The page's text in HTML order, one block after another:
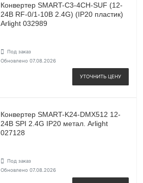
Конвертер SMART-C3-4CH-SUF (12-
24В RF-0/1-10В 2.4G) (IP20 пластик)
Arlight 032989
Под заказ
Обновлено 07.08.2026
УТОЧНИТЬ ЦЕНУ
Конвертер SMART-K24-DMX512 12-
24В SPI 2.4G IP20 метал. Arlight
027128
Под заказ
Обновлено 07.08.2026